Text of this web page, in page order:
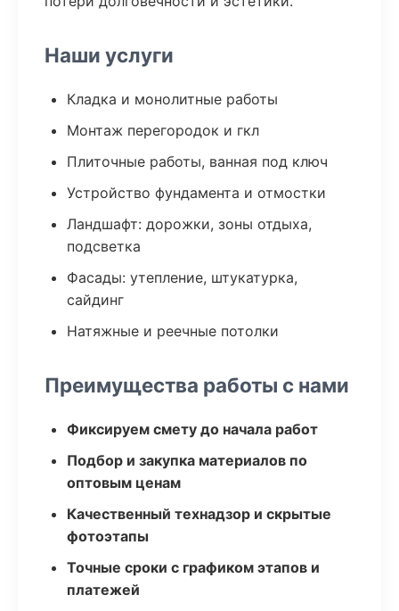
Наши услуги
Кладка и монолитные работы
Монтаж перегородок и гкл
Плиточные работы, ванная под ключ
Устройство фундамента и отмостки
Ландшафт: дорожки, зоны отдыха,
подсветка
Фасады: утепление, штукатурка,
сайдинг
Натяжные и реечные потолки
Преимущества работы с нами
Фиксируем смету до начала работ
Подбор и закупка материалов по
оптовым ценам
Качественный технадзор и скрытые
фотоэтапы
Точные сроки с графиком этапов и
платежей